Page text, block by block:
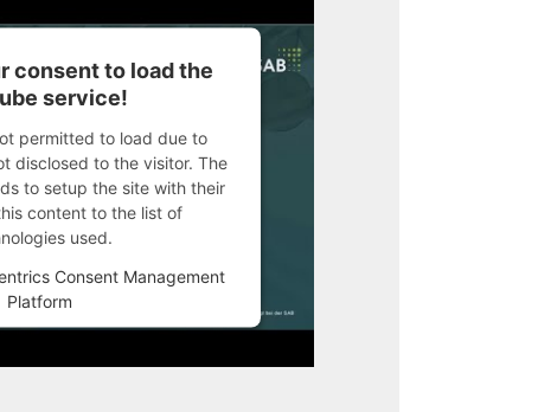
consent to load the
service!
permitted to load due to
disclosed to the visitor. The
to setup the site with their
content to the list of
used.
Consent Management
Platform